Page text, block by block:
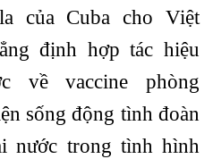
của Cuba cho Việt
định hợp tác hiệu
về vaccine phòng
sống động tình đoàn
nước trong tình hình